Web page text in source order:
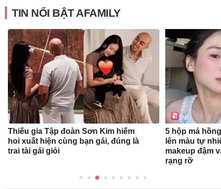
TIN NỔI BẬT AFAMILY
Thiếu gia Tập đoàn Sơn Kim hiếm
hoi xuất hiện cùng bạn gái, đúng là
trai tài gái giỏi
5 hộp má
lên màu tự
makeup đậm
rạng rỡ